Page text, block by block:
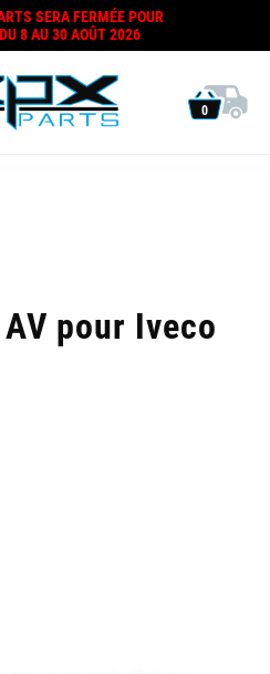
SERA FERMÉE POUR
8 AU 30 AOÛT 2026
0
AV pour Iveco